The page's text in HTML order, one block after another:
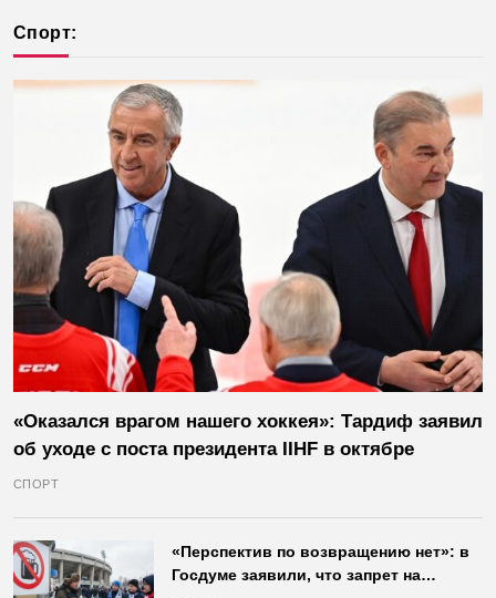
Спорт:
«Оказался врагом нашего хоккея»: Тардиф заявил
об уходе с поста президента IIHF в октябре
СПОРТ
«Перспектив по возвращению нет»: в
Госдуме заявили, что запрет на